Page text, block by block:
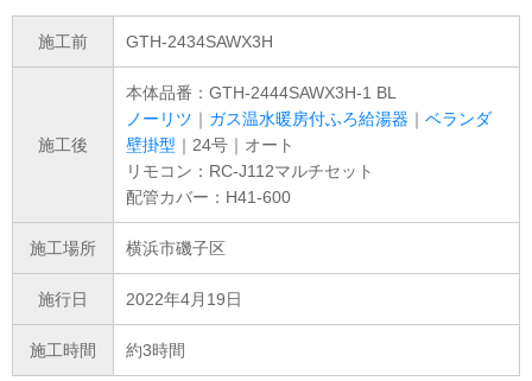
施工前 GTH-2434SAWX3H
施工後
本体品番：GTH-2444SAWX3H-1 BL
ノーリツ ｜ ガス温水暖房付ふろ給湯器 ｜ ベランダ
壁掛型 ｜24号｜オート
リモコン：RC-J112マルチセット
配管カバー：H41-600
施工場所 横浜市磯子区
施行日 2022年4月19日
施工時間 約3時間